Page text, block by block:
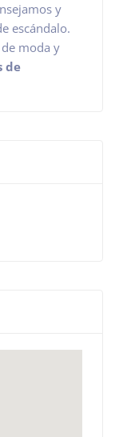
y
escándalo.
moda y
de